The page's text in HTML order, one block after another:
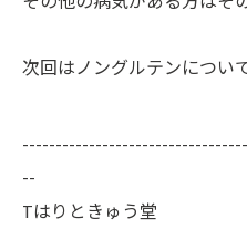
次回はノングルテンについ
--
Tはりときゅう堂